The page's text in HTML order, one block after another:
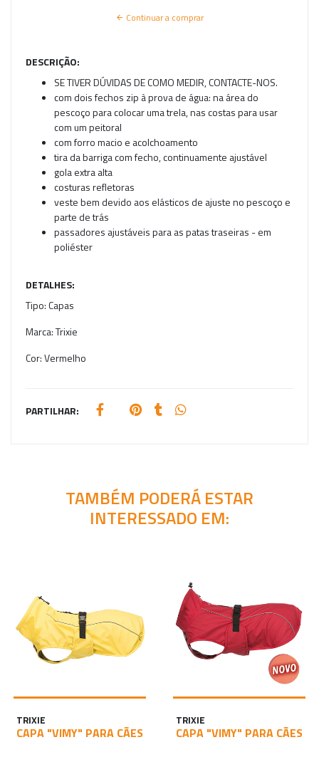
Continuar a comprar
DESCRIÇÃO:
SE TIVER DÚVIDAS DE COMO MEDIR, CONTACTE-NOS.
com dois fechos zip à prova de água: na área do
pescoço para colocar uma trela, nas costas para usar
com um peitoral
com forro macio e acolchoamento
tira da barriga com fecho, continuamente ajustável
gola extra alta
costuras refletoras
veste bem devido aos elásticos de ajuste no pescoço e
parte de trás
passadores ajustáveis para as patas traseiras - em
poliéster
DETALHES:
Tipo:Capas
Marca:Trixie
Cor:Vermelho
PARTILHAR:
TAMBÉM PODERÁ ESTAR
INTERESSADO EM:
TRIXIE
CAPA "VIMY" PARA CÃES
TRIXIE
CAPA "VIMY" PARA CÃES